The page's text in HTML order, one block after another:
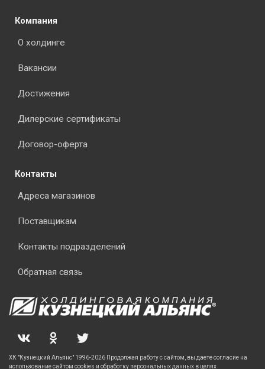
Компания
О холдинге
Вакансии
Достижения
Дилерские сертификаты
Договор-оферта
Контакты
Адреса магазинов
Поставщикам
Контакты подразделений
Обратная связь
ХК "Кузнецкий Альянс" 1996-2026 Продолжая работу с сайтом, вы даете согласие на
использование сайтом cookies и обработку персональных данных в целях